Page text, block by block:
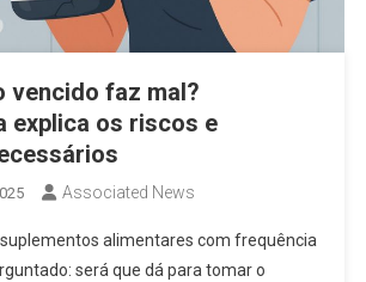
vencido faz mal?
explica os riscos e
Associated News
alimentares com frequência
será que dá para tomar o